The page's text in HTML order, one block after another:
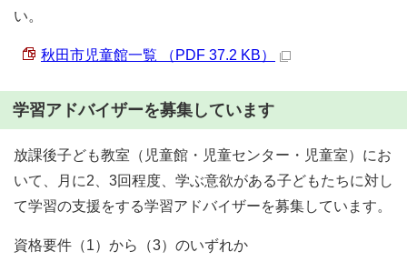
い。
秋田市児童館一覧 （PDF 37.2 KB）
学習アドバイザーを募集しています
放課後子ども教室（児童館・児童センター・児童室）にお
いて、月に2、3回程度、学ぶ意欲がある子どもたちに対し
て学習の支援をする学習アドバイザーを募集しています。
資格要件（1）から（3）のいずれか